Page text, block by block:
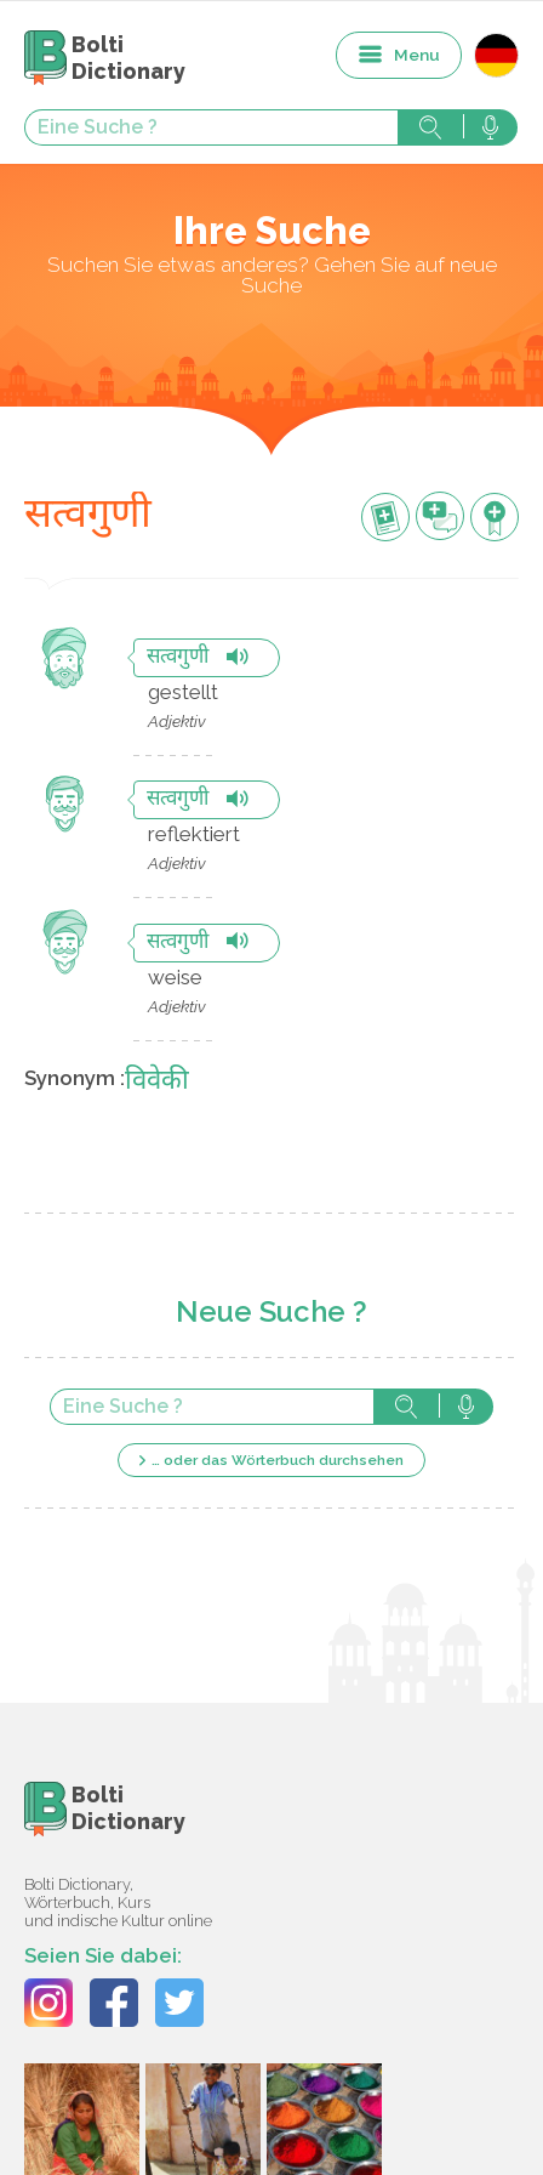
Bolti
Dictionary
Menu
Ihre Suche
Suchen Sie etwas anderes? Gehen Sie auf neue
Suche
सत्वगुणी
सत्वगुणी
gestellt
Adjektiv
सत्वगुणी
reflektiert
Adjektiv
सत्वगुणी
weise
Adjektiv
Synonym :विवेकी
Neue Suche ?
… oder das Wörterbuch durchsehen
Bolti
Dictionary
Bolti Dictionary,
Wörterbuch, Kurs
und indische Kultur online
Seien Sie dabei: